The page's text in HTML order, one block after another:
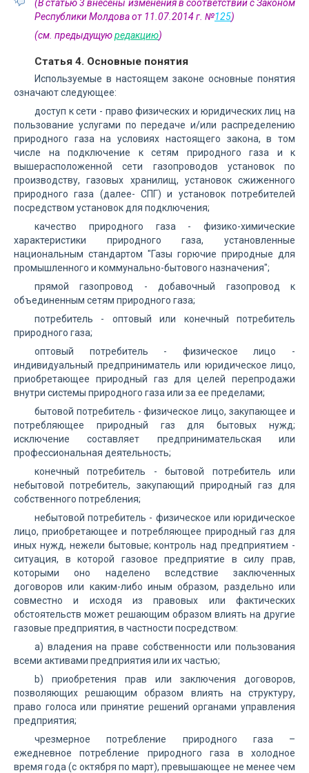
(В статью 3 внесены изменения в соответствии с Законом
Республики Молдова от 11.07.2014 г. №125)
(см. предыдущуюредакцию)
Статья 4. Основные понятия
Используемые в настоящем законе основные понятия
означают следующее:
доступ к сети - право физических и юридических лиц на
пользование услугами по передаче и/или распределению
природного газа на условиях настоящего закона, в том
числе на подключение к сетям природного газа и к
вышерасположенной сети газопроводов установок по
производству, газовых хранилищ, установок сжиженного
природного газа (далее- СПГ) и установок потребителей
посредством установок для подключения;
качество природного газа - физико-химические
характеристики природного газа, установленные
национальным стандартом "Газы горючие природные для
промышленного и коммунально-бытового назначения";
прямой газопровод - добавочный газопровод к
объединенным сетям природного газа;
потребитель - оптовый или конечный потребитель
природного газа;
оптовый потребитель - физическое лицо -
индивидуальный предприниматель или юридическое лицо,
приобретающее природный газ для целей перепродажи
внутри системы природного газа или за ее пределами;
бытовой потребитель - физическое лицо, закупающее и
потребляющее природный газ для бытовых нужд;
исключение составляет предпринимательская или
профессиональная деятельность;
конечный потребитель - бытовой потребитель или
небытовой потребитель, закупающий природный газ для
собственного потребления;
небытовой потребитель - физическое или юридическое
лицо, приобретающее и потребляющее природный газ для
иных нужд, нежели бытовые; контроль над предприятием -
ситуация, в которой газовое предприятие в силу прав,
которыми оно наделено вследствие заключенных
договоров или каким-либо иным образом, раздельно или
совместно и исходя из правовых или фактических
обстоятельств может решающим образом влиять на другие
газовые предприятия, в частности посредством:
a) владения на праве собственности или пользования
всеми активами предприятия или их частью;
b) приобретения прав или заключения договоров,
позволяющих решающим образом влиять на структуру,
право голоса или принятие решений органами управления
предприятия;
чрезмерное потребление природного газа –
ежедневное потребление природного газа в холодное
время года (с октября по март), превышающее не менее чем